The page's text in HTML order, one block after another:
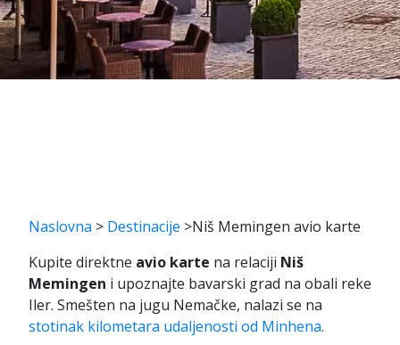
Naslovna > Destinacije >Niš Memingen avio karte
Kupite direktne avio karte na relaciji Niš
Memingen i upoznajte bavarski grad na obali reke
Iler. Smešten na jugu Nemačke, nalazi se na
stotinak kilometara udaljenosti od Minhena.